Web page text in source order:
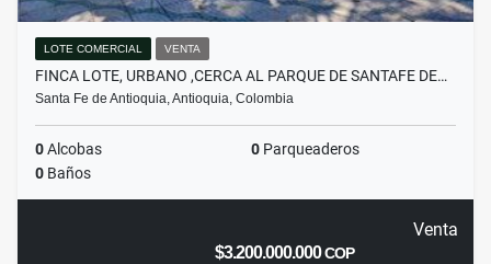
LOTE COMERCIAL VENTA
FINCA LOTE, URBANO ,CERCA AL PARQUE DE SANTAFE DE…
Santa Fe de Antioquia, Antioquia, Colombia
0Alcobas 0 Parqueaderos
0 Baños
Venta
$3.200.000.000COP